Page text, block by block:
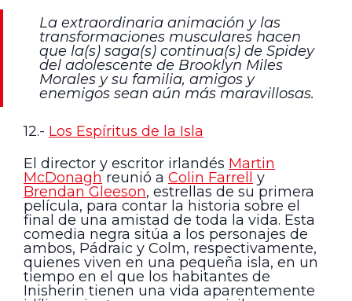
La extraordinaria animación y las
transformaciones musculares hacen
que la(s) saga(s) continua(s) de Spidey
del adolescente de Brooklyn Miles
Morales y su familia, amigos y
enemigos sean aún más maravillosas.
12.- Los Espíritus de la Isla
El director y escritor irlandés Martin
McDonaghreunió a Colin Farrell y
Brendan Gleeson, estrellas de su primera
película, para contar la historia sobre el
final de una amistad de toda la vida. Esta
comedia negra sitúa a los personajes de
ambos, Pádraic y Colm, respectivamente,
quienes viven en una pequeña isla, en un
tiempo en el que los habitantes de
Inisherin tienen una vida aparentemente